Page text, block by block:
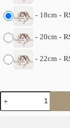
- 18cm -
- 20cm -
- 22cm -
Pulseira
Elo
Oval